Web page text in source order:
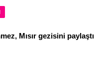
Mısır gezisini paylaştı